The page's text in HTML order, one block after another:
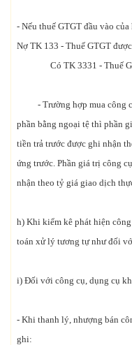
- Nếu thuế GTGT đầu vào
Nợ TK 133 - Thuế GTGT
Có TK 3331 - Thuế
- Trường hợp mua công
phần bằng ngoại tệ thì phần
tiền trả trước được ghi nhận
ứng trước. Phần giá trị công
nhận theo tỷ giá giao dịch
h) Khi kiểm kê phát hiện
toán xử lý tương tự như đối
i) Đối với công cụ, dụng cụ
- Khi thanh lý, nhượng bán
ghi: